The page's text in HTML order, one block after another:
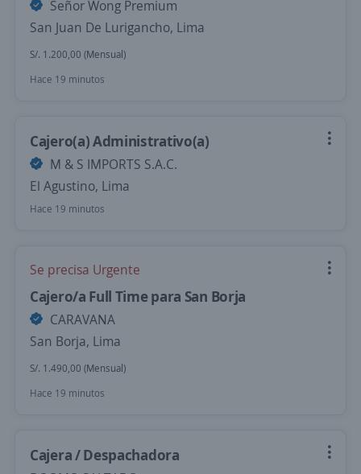
Señor Wong Premium
San Juan De Lurigancho, Lima
S/. 1.200,00 (Mensual)
Hace 19 minutos
Cajero(a) Administrativo(a)
M & S IMPORTS S.A.C.
El Agustino, Lima
Hace 19 minutos
Se precisa Urgente
Cajero/a Full Time para San Borja
CARAVANA
San Borja, Lima
S/. 1.490,00 (Mensual)
Hace 19 minutos
Cajera / Despachadora